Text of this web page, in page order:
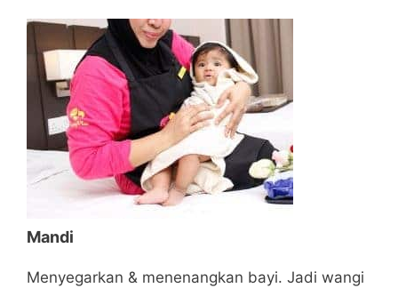
Mandi
Menyegarkan & menenangkan bayi. Jadi wangi